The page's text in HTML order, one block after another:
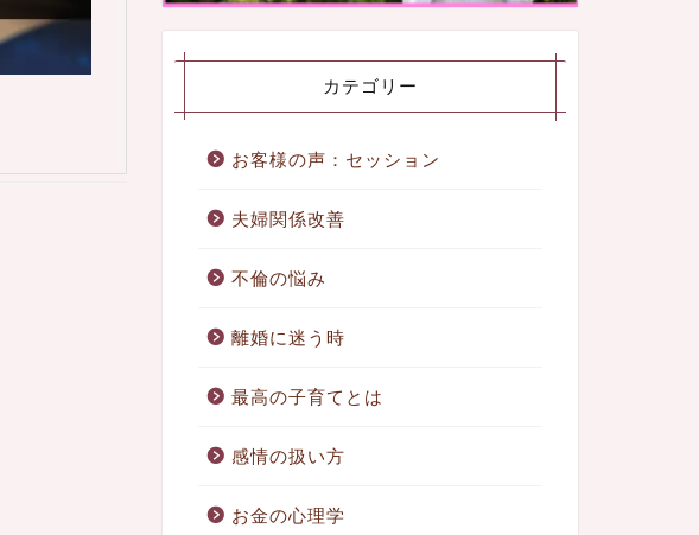
カテゴリー
お客様の声：セッション
夫婦関係改善
不倫の悩み
離婚に迷う時
最高の子育てとは
感情の扱い方
お金の心理学